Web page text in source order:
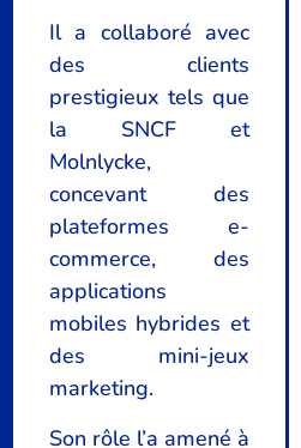
Il a collaboré avec
des clients
prestigieux tels que
la SNCF et
Molnlycke,
concevant des
plateformes e-
commerce, des
applications
mobiles hybrides et
des mini-jeux
marketing.
Son rôle l’a amené à